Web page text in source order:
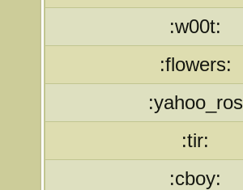
:w00t:
:flowers:
:yahoo_ros
:tir:
:cboy: